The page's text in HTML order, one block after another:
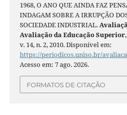
1968, O ANO QUE AINDA FAZ
INDAGAM SOBRE A IRRUPÇÃO
SOCIEDADE INDUSTRIAL.
Avaliação da Educação Superior
v. 14, n. 2, 2010. Disponível em:
https://periodicos.uniso.br/
Acesso em: 7 ago. 2026.
FORMATOS DE CITAÇÃO